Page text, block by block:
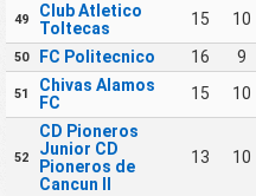
49
Club Atletico
Toltecas
15 10
50 FC Politecnico 16 9
51
Chivas Alamos
FC
15 10
52
CD Pioneros
Junior CD
Pioneros de
Cancun II
13 10